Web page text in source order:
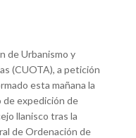
de Urbanismo y
(CUOTA), a petición
esta mañana la
de expedición de
llanisco tras la
de Ordenación de